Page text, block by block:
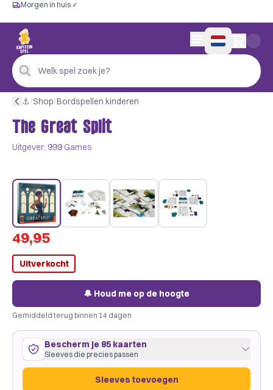
Gratis vanaf €60
Morgen in huis ✓
Persoonlijk advies
4,9/5 —
Morgen in huis ✓
Welk spel zoek je?
0 artikelen in
⚓︎/Shop/Bordspellen kinderen
The Great Split
Uitgever: 999 Games
49,95
Uitverkocht
🔔 Houd me op de hoogte
Gemiddeld terug binnen 14 dagen
Bescherm je 85 kaarten
Sleeves die precies passen
Sleeves toevoegen